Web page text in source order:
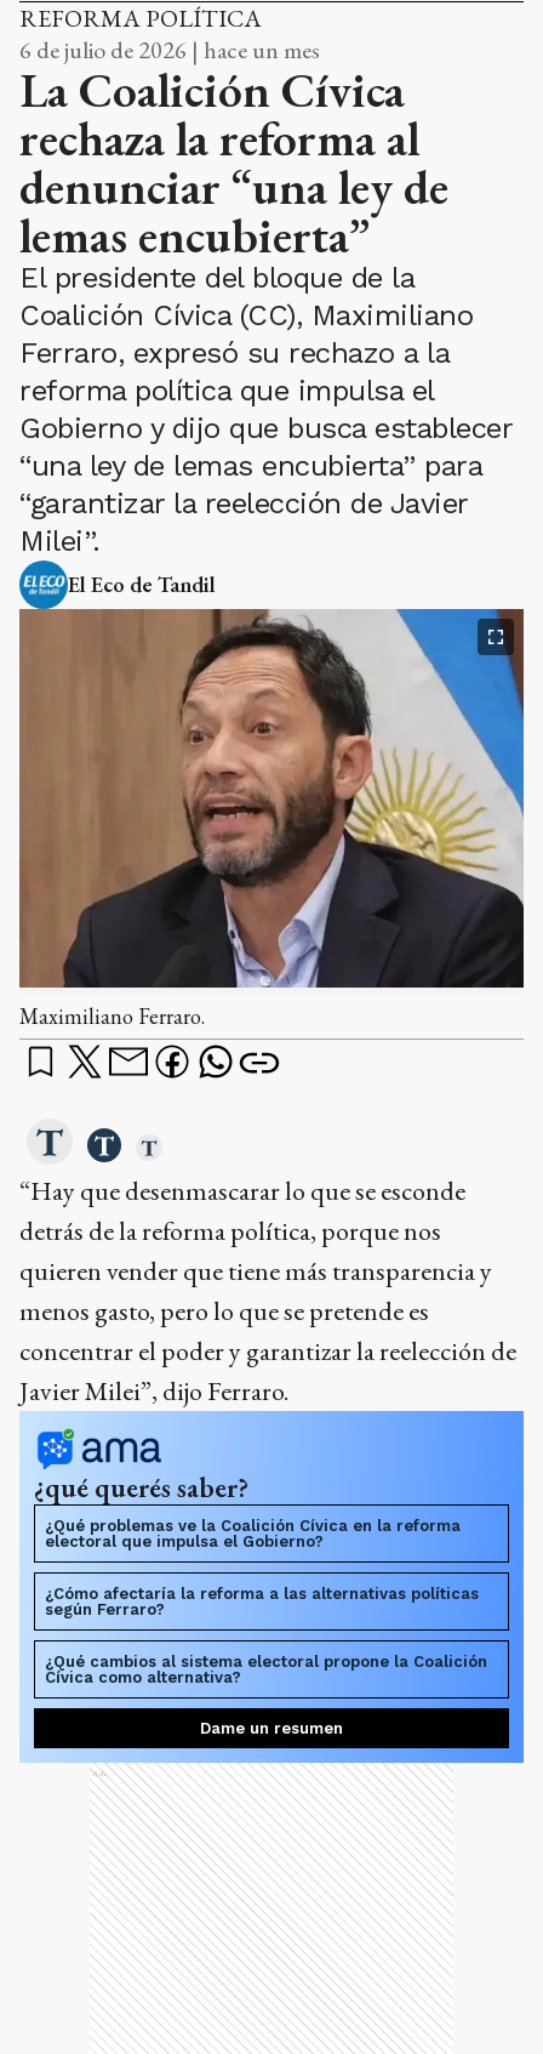
REFORMA POLÍTICA
6 de julio de 2026 | hace un mes
La Coalición Cívica
rechaza la reforma al
denunciar “una ley de
lemas encubierta”
El presidente del bloque de la
Coalición Cívica (CC), Maximiliano
Ferraro, expresó su rechazo a la
reforma política que impulsa el
Gobierno y dijo que busca establecer
“una ley de lemas encubierta” para
“garantizar la reelección de Javier
Milei”.
El Eco de Tandil
Maximiliano Ferraro.
“Hay que desenmascarar lo que se esconde
detrás de la reforma política, porque nos
quieren vender que tiene más transparencia y
menos gasto, pero lo que se pretende es
concentrar el poder y garantizar la reelección de
Javier Milei”, dijo Ferraro.
¿qué querés saber?
¿Qué problemas ve la Coalición Cívica en la reforma
electoral que impulsa el Gobierno?
¿Cómo afectaría la reforma a las alternativas políticas
según Ferraro?
¿Qué cambios al sistema electoral propone la Coalición
Cívica como alternativa?
Dame un resumen
Ads